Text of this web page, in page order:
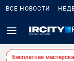
ВСЕ НОВОСТИ
Бесплатная